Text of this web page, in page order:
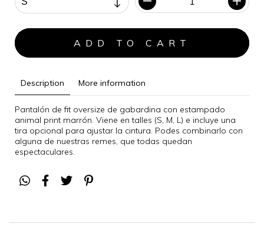
Description More information
Pantalón de fit oversize de gabardina con estampado
animal print marrón. Viene en talles (S, M, L) e incluye una
tira opcional para ajustar la cintura. Podes combinarlo con
alguna de nuestras remes, que todas quedan
espectaculares.